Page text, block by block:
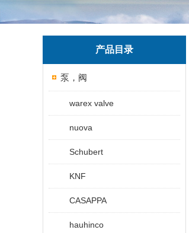
产品目录
泵，阀
warex valve
nuova
Schubert
KNF
CASAPPA
hauhinco